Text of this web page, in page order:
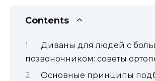
Contents
Диваны для людей с
позвоночником: советы
Основные принципы